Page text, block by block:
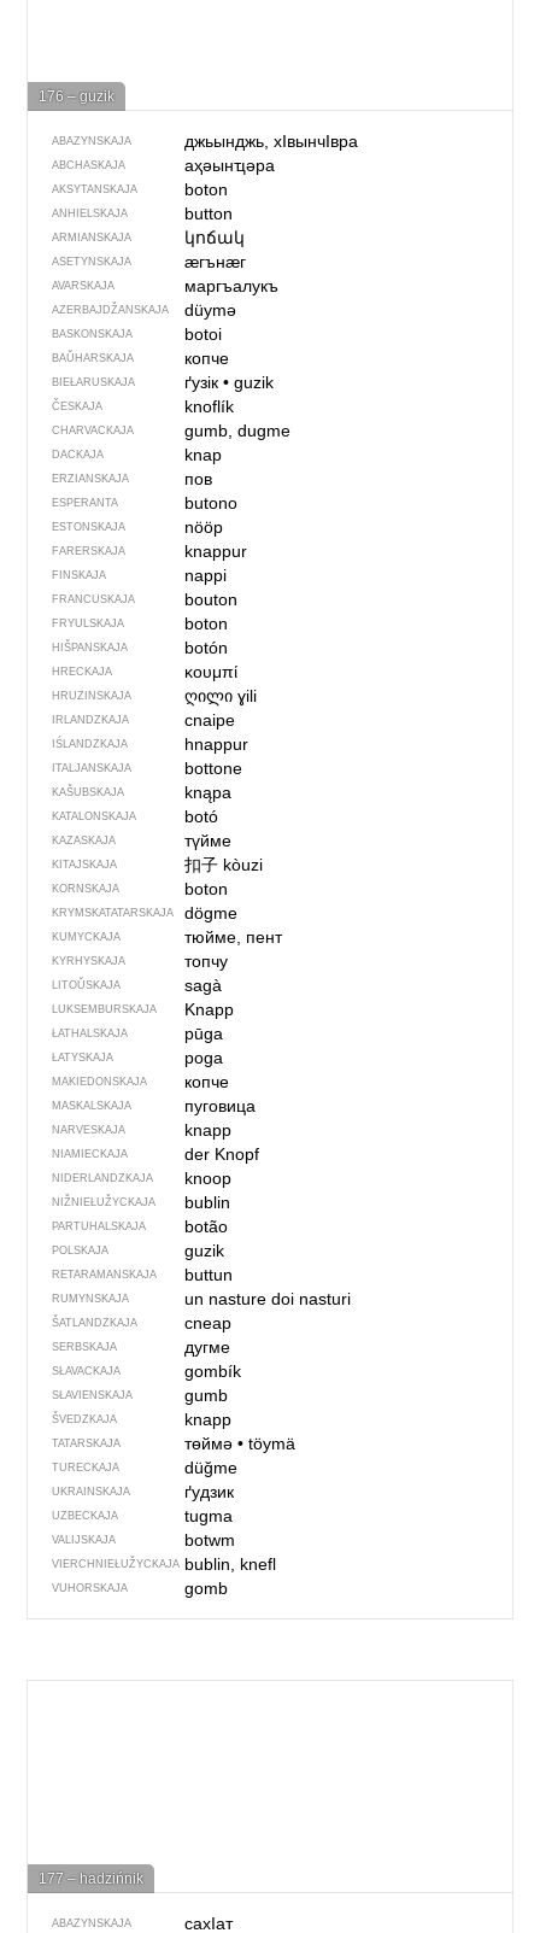
176 – guzik
ABAZYNSKAJA джьынджь, хIвынчIвра
ABCHASKAJA аҳәынҵәра
AKSYTANSKAJA boton
ANHIELSKAJA button
ARMIANSKAJA կոճակ
ASETYNSKAJA ӕгънӕг
AVARSKAJA маргъалукъ
AZERBAJDŽAN­SKAJA düymə
BASKONSKAJA botoi
BAŬHARSKAJA копче
BIEŁARUSKAJA ґузік• guzik
ČESKAJA knoflík
CHARVACKAJA gumb, dugme
DACKAJA knap
ERZIANSKAJA пов
ESPERANTA butono
ESTONSKAJA nööp
FARERSKAJA knappur
FINSKAJA nappi
FRANCUSKAJA bouton
FRYULSKAJA boton
HIŠPANSKAJA botón
HRECKAJA κουμπί
HRUZINSKAJA ღილიɣili
IRLANDZKAJA cnaipe
IŚLANDZKAJA hnappur
ITALJANSKAJA bottone
KAŠUBSKAJA knąpa
KATALONSKAJA botó
KAZASKAJA түйме
KITAJSKAJA 扣子 kòuzi
KORNSKAJA boton
KRYMSKA­TATARSKAJA dögme
KUMYCKAJA тюйме, пент
KYRHYSKAJA топчу
LITOŬSKAJA sagà
LUKSEMBURSKAJA Knapp
ŁATHALSKAJA pūga
ŁATYSKAJA poga
MAKIEDONSKAJA копче
MASKALSKAJA пуговица
NARVESKAJA knapp
NIAMIECKAJA der Knopf
NIDERLANDZKAJA knoop
NIŽNIEŁUŽYCKAJA bublin
PARTUHALSKAJA botão
POLSKAJA guzik
RETARAMANSKAJA buttun
RUMYNSKAJA un nasturedoi nasturi
ŠATLANDZKAJA cneap
SERBSKAJA дугме
SŁAVACKAJA gombík
SŁAVIENSKAJA gumb
ŠVEDZKAJA knapp
TATARSKAJA төймә• töymä
TURECKAJA düğme
UKRAINSKAJA ґудзик
UZBECKAJA tugma
VALIJSKAJA botwm
VIERCHNIE­ŁUŽYCKAJA bublin, knefl
VUHORSKAJA gomb
177 – hadzińnik
ABAZYNSKAJA сахIат